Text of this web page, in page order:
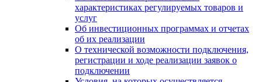
характеристиках регулируемых товаров и
услуг
Об инвестиционных программах и отчетах
об их реализации
О технической возможности подключения,
регистрации и ходе реализации заявок о
подключении